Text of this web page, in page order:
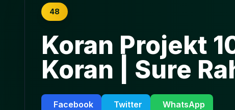
48
Koran Projekt
Koran | Sure
Facebook Twitter WhatsApp